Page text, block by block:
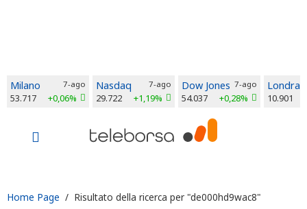
Milano 7-ago
53.717 +0,06%
Nasdaq 7-ago
29.722 +1,19%
Dow Jones 7-ago
54.037 +0,28%
Londra
10.901
Home Page / Risultato della ricerca per "de000hd9wac8"